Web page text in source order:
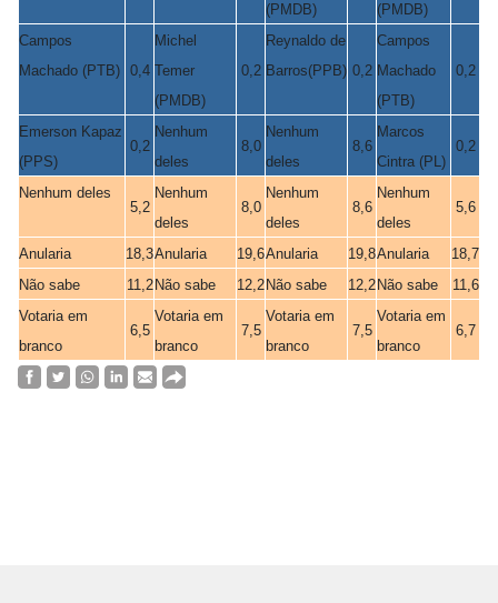
(PMDB)
(PMDB)
Campos
Machado (PTB) 0,4
Michel
Temer
(PMDB)
0,2
Reynaldo de
Barros(PPB) 0,2
Campos
Machado
(PTB)
0,2
Emerson Kapaz
(PPS)
0,2
Nenhum
deles
8,0
Nenhum
deles
8,6
Marcos
Cintra (PL)
0,2
Nenhum deles
5,2
Nenhum
deles
8,0
Nenhum
deles
8,6
Nenhum
deles
5,6
Anularia 18,3Anularia 19,6Anularia 19,8Anularia
18,7
Não sabe
11,2 Não sabe 12,2 Não sabe 12,2 Não sabe
11,6
Votaria em
branco
6,5
Votaria em
branco
7,5
Votaria em
branco
7,5
Votaria em
branco
6,7